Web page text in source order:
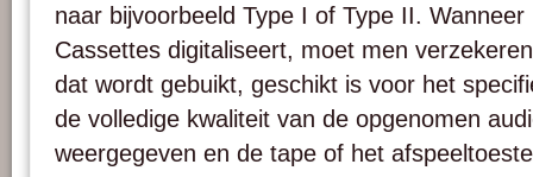
naar bijvoorbeeld Type I of Type II.
Cassettes digitaliseert, moet men
dat wordt gebuikt, geschikt is voor het
de volledige kwaliteit van de opgenomen
weergegeven en de tape of het